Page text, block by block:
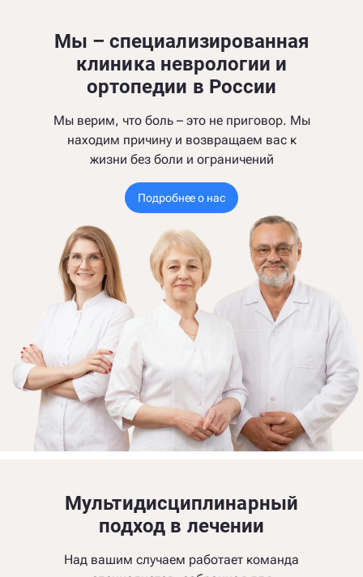
Мы – специализированная
клиника неврологии и
ортопедии в России
Мы верим, что боль – это не приговор. Мы
находим причину и возвращаем вас к
жизни без боли и ограничений
Подробнее о нас
Мультидисциплинарный
подход в лечении
Над вашим случаем работает команда